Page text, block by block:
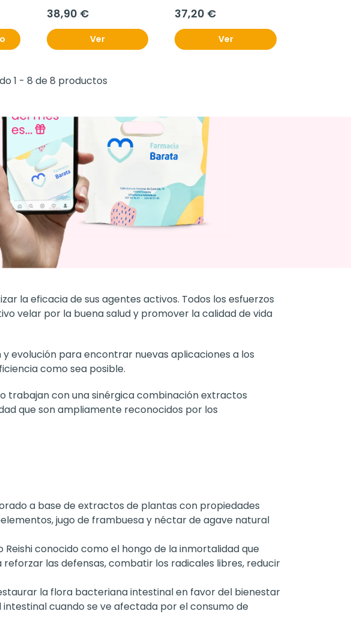
38,90 €
Ver
37,20 €
Ver
1 - 8 de 8 productos
la eficacia de sus agentes activos. Todos los esfuerzos
velar por la buena salud y promover la calidad de vida
evolución para encontrar nuevas aplicaciones a los
como sea posible.
trabajan con una sinérgica combinación extractos
que son ampliamente reconocidos por los
a base de extractos de plantas con propiedades
jugo de frambuesa y néctar de agave natural
conocido como el hongo de la inmortalidad que
las defensas, combatir los radicales libres, reducir
la flora bacteriana intestinal en favor del bienestar
cuando se ve afectada por el consumo de